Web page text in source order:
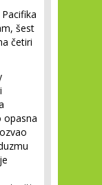
šest
četiri
opasna